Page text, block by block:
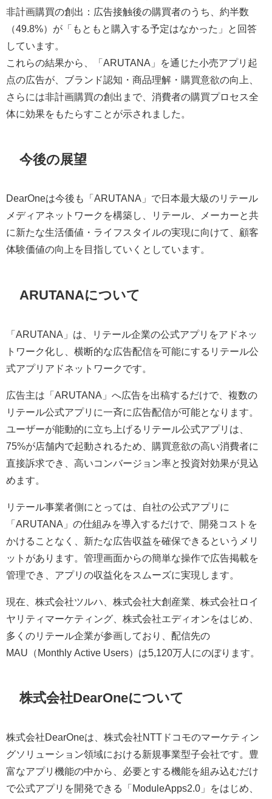
非計画購買の創出：広告接触後の購買者のうち、約半数
（49.8%）が「もともと購入する予定はなかった」と回答
しています。
これらの結果から、「ARUTANA」を通じた小売アプリ起
点の広告が、ブランド認知・商品理解・購買意欲の向上、
さらには非計画購買の創出まで、消費者の購買プロセス全
体に効果をもたらすことが示されました。
今後の展望
DearOneは今後も「ARUTANA」で日本最大級のリテール
メディアネットワークを構築し、リテール、メーカーと共
に新たな生活価値・ライフスタイルの実現に向けて、顧客
体験価値の向上を目指していくとしています。
ARUTANAについて
「ARUTANA」は、リテール企業の公式アプリをアドネッ
トワーク化し、横断的な広告配信を可能にするリテール公
式アプリアドネットワークです。
広告主は「ARUTANA」へ広告を出稿するだけで、複数の
リテール公式アプリに一斉に広告配信が可能となります。
ユーザーが能動的に立ち上げるリテール公式アプリは、
75%が店舗内で起動されるため、購買意欲の高い消費者に
直接訴求でき、高いコンバージョン率と投資対効果が見込
めます。
リテール事業者側にとっては、自社の公式アプリに
「ARUTANA」の仕組みを導入するだけで、開発コストを
かけることなく、新たな広告収益を確保できるというメリ
ットがあります。管理画面からの簡単な操作で広告掲載を
管理でき、アプリの収益化をスムーズに実現します。
現在、株式会社ツルハ、株式会社大創産業、株式会社ロイ
ヤリティマーケティング、株式会社エディオンをはじめ、
多くのリテール企業が参画しており、配信先の
MAU（Monthly Active Users）は5,120万人にのぼります。
株式会社DearOneについて
株式会社DearOneは、株式会社NTTドコモのマーケティン
グソリューション領域における新規事業型子会社です。豊
富なアプリ機能の中から、必要とする機能を組み込むだけ
で公式アプリを開発できる「ModuleApps2.0」をはじめ、